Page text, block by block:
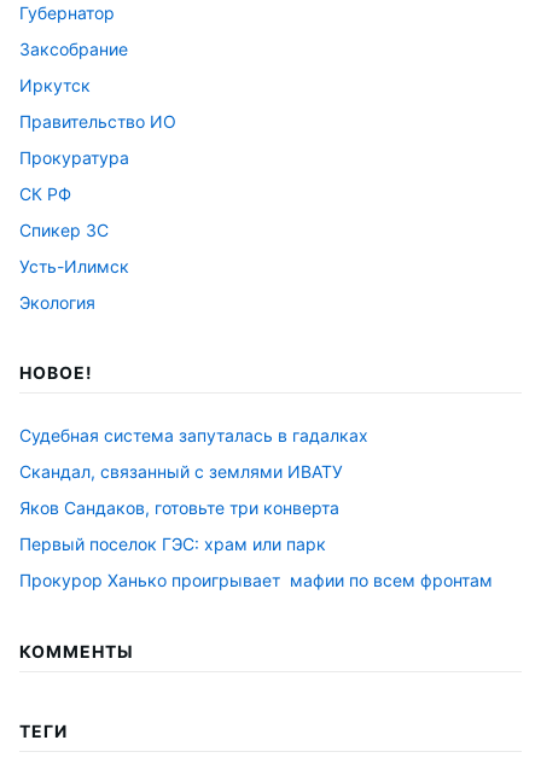
Губернатор
Заксобрание
Иркутск
Правительство ИО
Прокуратура
СК РФ
Спикер ЗС
Усть-Илимск
Экология
НОВОЕ!
Судебная система запуталась в гадалках
Скандал, связанный с землями ИВАТУ
Яков Сандаков, готовьте три конверта
Первый поселок ГЭС: храм или парк
Прокурор Ханько проигрывает мафии по всем фронтам
КОММЕНТЫ
ТЕГИ